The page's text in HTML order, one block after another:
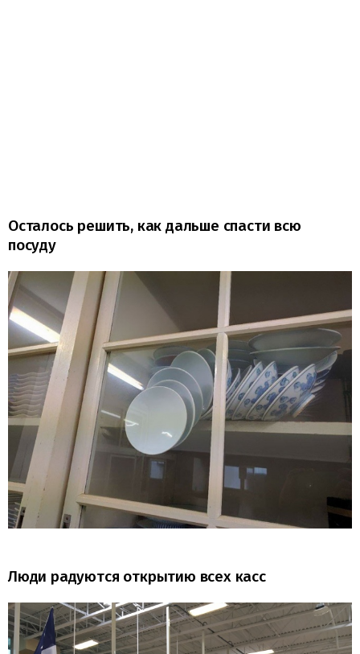
Осталось решить, как дальше спасти всю
посуду
Люди радуются открытию всех касс